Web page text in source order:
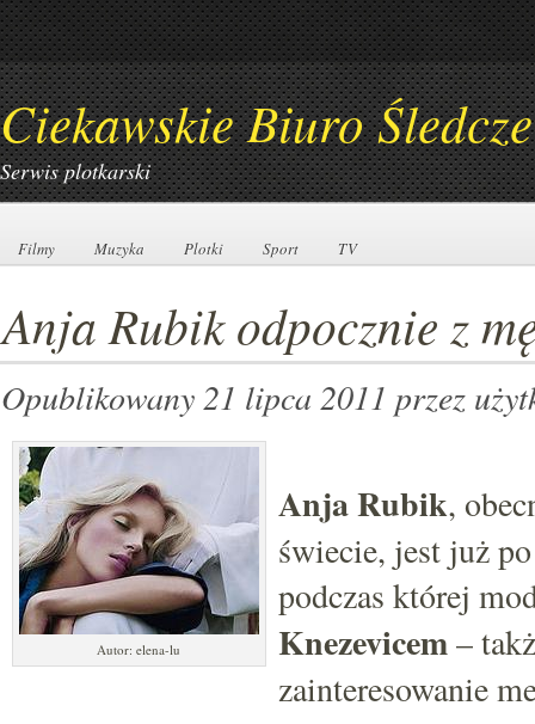
Ciekawskie Biuro Śledcze
Serwis plotkarski
Filmy
Filmy Muzyka
Muzyka Plotki
Plotki Sport
Sport TV
TV
Anja Rubik odpocznie z
Opublikowany 21 lipca 2011 przez
Autor: elena-lu
Anja Rubik,
świecie, jest już
podczas której
Knezevicem–
zainteresowanie